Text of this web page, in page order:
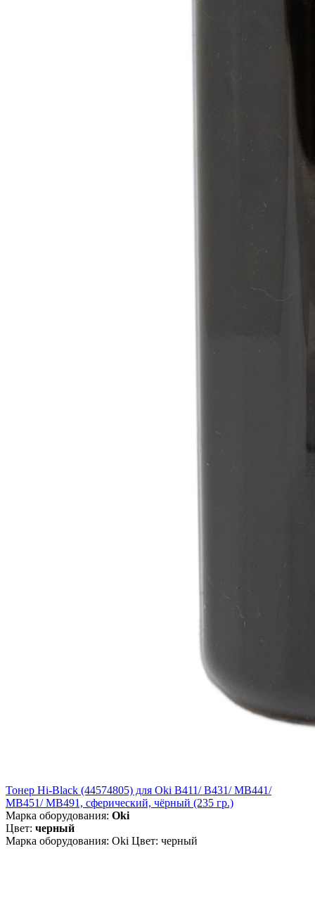
Тонер Hi-Black (44574805) для Oki B411/ B431/ MB441/
MB451/ MB491, сферический, чёрный (235 гр.)
Марка оборудования: Oki
Цвет: черный
Марка оборудования: Oki Цвет: черный